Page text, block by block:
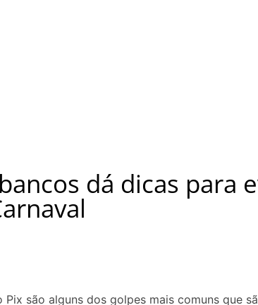
dá dicas para
são alguns dos golpes mais comuns que